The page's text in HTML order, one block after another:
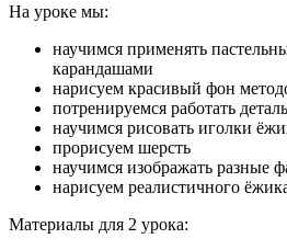
На уроке мы:
научимся применять
карандашами
нарисуем красивый фон
потренируемся работать
научимся рисовать иголки
прорисуем шерсть
научимся изображать разные
нарисуем реалистичного
Материалы для 2 урока: